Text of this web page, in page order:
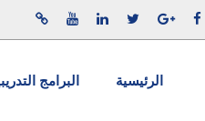
الرئيسية البرامج